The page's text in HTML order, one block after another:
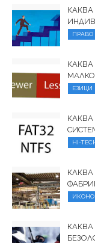
ПРАВО
ЕЗИЦИ
HI-